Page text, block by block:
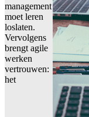
management
moet leren
loslaten.
Vervolgens
brengt agile
werken
vertrouwen:
het